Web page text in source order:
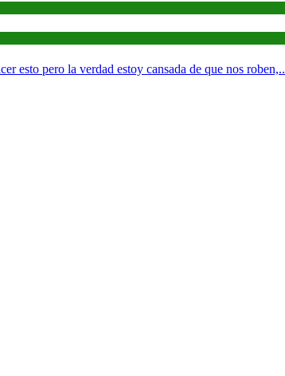
esto pero la verdad estoy cansada de que nos roben,..